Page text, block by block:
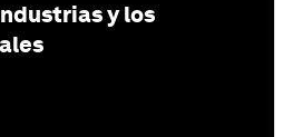
y los